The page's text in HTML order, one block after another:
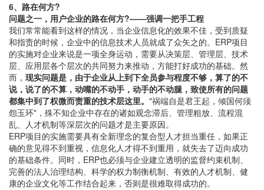
6、路在何方?
问题之一，用户企业的路在何方?——强调一把手工程
我们常常能看到这样的情况，当企业信息化的效果不佳，受到质疑
和指责的时候，企业中的信息技术人员就成了众矢之的。ERP项目
的实施对企业来说是一项全身运动，需要从决策层、管理层、技术
层、应用层各个层次的共同努力来推动，方能打好成功的基础。然
而， 现实问题是，由于企业从上到下全员参与程度不够，算了的不
说，说了的不算，动嘴的不动手，动手的不动腿，致使所有的问题
都集中到了权微而责重的技术层这里。 "祸端自是君王起，倾国何须
怨玉环"，殊不知企业中存在的诸如观念滞后、管理粗放、流程混
乱、人才机制等深层次的问题才是主要原因。
ERP项目的实施需要具有全新理念的复合型人才担当重任，如果正
确的意见得不到重视，信息化人才得不到重用，就失去了迈向成功
的基础条件。同时，ERP也必须与企业建立透明的监督约束机制、
完善的法人治理结构、科学的权力制衡机制、有效的人才机制、健
康的企业文化等工作结合起来，否则是很难取得成功的。